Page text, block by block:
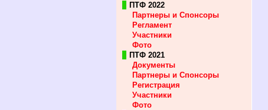
ПТФ 2022
Партнеры и Спонсоры
Регламент
Участники
Фото
ПТФ 2021
Документы
Партнеры и Спонсоры
Регистрация
Участники
Фото